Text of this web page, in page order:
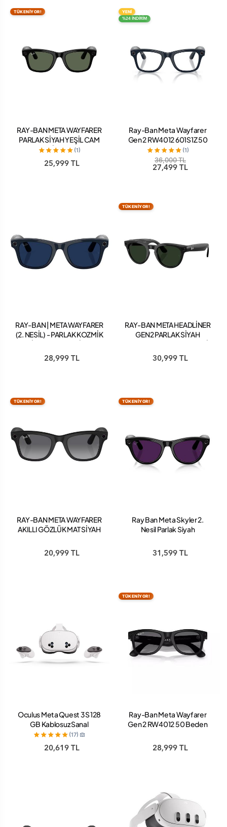
TÜKENİYOR!
RAY-BAN META WAYFARER
PARLAK SİYAH YEŞİL CAM
(2. NESİL) RW 4012
(1)
25,999 TL
YENİ
%24 İNDİRİM
Ray-Ban Meta Wayfarer
Gen 2 RW4012 601S1Z 50
Beden Mat Siyah-Clear
(1)
36,000 TL
27,499 TL
RAY-BAN | META WAYFARER
(2. NESİL) - PARLAK KOZMİK
SİZE 50
28,999 TL
TÜKENİYOR!
RAY-BAN META HEADLİNER
GEN2 PARLAK SİYAH
CAM SİZE 50
30,999 TL
TÜKENİYOR!
RAY-BAN META WAYFARER
AKILLI GÖZLÜK MAT SİYAH
GRAPHITE
20,999 TL
TÜKENİYOR!
Ray Ban Meta Skyler 2.
Nesil Parlak Siyah
31,599 TL
Oculus Meta Quest 3S 128
GB Kablosuz Sanal
Gerçeklik Gözlüğü
(17)
20,619 TL
TÜKENİYOR!
Ray-Ban Meta Wayfarer
Gen 2 RW4012 50 Beden
Gradient Graphite
28,999 TL